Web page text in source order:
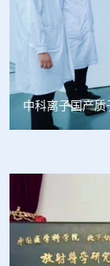
韩国忠清北道